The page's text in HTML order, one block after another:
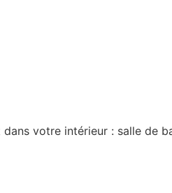
votre intérieur : salle de